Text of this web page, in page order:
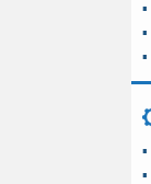
▪
▪
▪
▪
▪